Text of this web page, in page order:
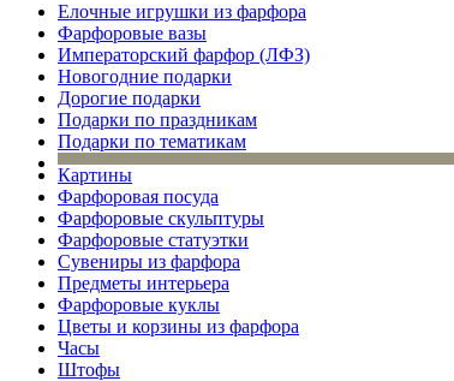
Елочные игрушки из фарфора
Фарфоровые вазы
Императорский фарфор (ЛФЗ)
Новогодние подарки
Дорогие подарки
Подарки по праздникам
Подарки по тематикам
Картины
Фарфоровая посуда
Фарфоровые скульптуры
Фарфоровые статуэтки
Сувениры из фарфора
Предметы интерьера
Фарфоровые куклы
Цветы и корзины из фарфора
Часы
Штофы